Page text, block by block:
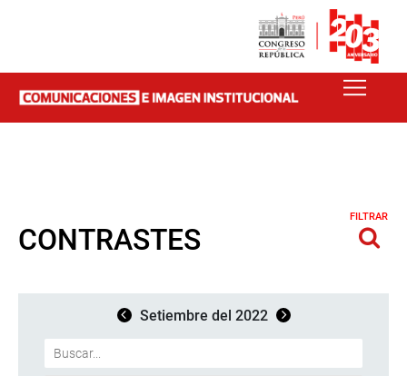
CONTRASTES
FILTRAR
Setiembre del 2022